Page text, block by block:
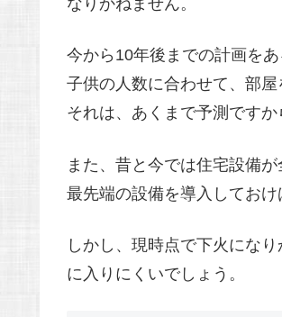
なりかねません。
今から10年後までの計画を
子供の人数に合わせて、部屋
それは、あくまで予測ですか
また、昔と今では住宅設備が
最先端の設備を導入しておけ
しかし、現時点で下火にな
に入りにくいでしょう。